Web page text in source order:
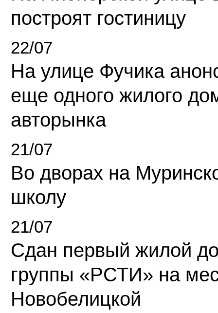
построят гостиницу
22/07
На улице Фучика
еще одного жилого
авторынка
21/07
Во дворах на
школу
21/07
Сдан первый жилой
группы «РСТИ» на
Новобелицкой